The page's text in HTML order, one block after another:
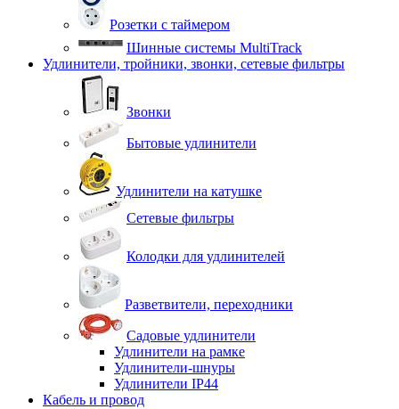
Розетки с таймером
Шинные системы MultiTrack
Удлинители, тройники, звонки, сетевые фильтры
Звонки
Бытовые удлинители
Удлинители на катушке
Сетевые фильтры
Колодки для удлинителей
Разветвители, переходники
Садовые удлинители
Удлинители на рамке
Удлинители-шнуры
Удлинители IP44
Кабель и провод